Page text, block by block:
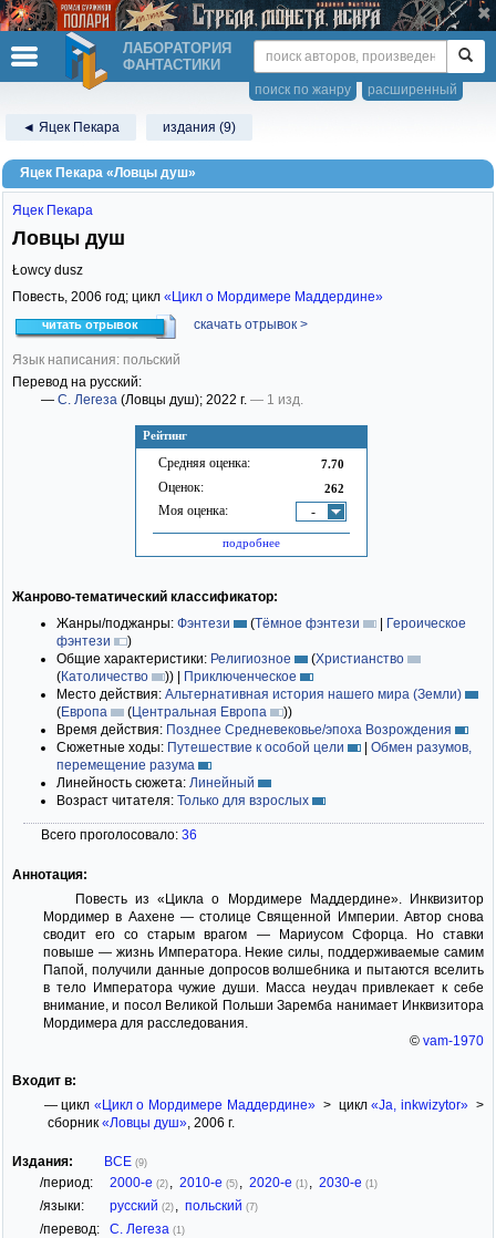
ЛАБОРАТОРИЯ
ФАНТАСТИКИ
расширенный
поиск по жанру
◄ Яцек Пекара издания (9)
Яцек Пекара «Ловцы душ»
Рейтинг
Средняя оценка: 7.70
Оценок: 262
Моя оценка: -
подробнее
Яцек Пекара
Ловцы душ
Łowcy dusz
Повесть, 2006 год; цикл «Цикл о Мордимере Маддердине»
читать отрывок скачать отрывок >
Язык написания: польский
Перевод на русский:
— С. Легеза (Ловцы душ); 2022 г. — 1 изд.
Жанрово-тематический классификатор:
Жанры/поджанры: Фэнтези (Тёмное фэнтези | Героическое
фэнтези
)
Общие характеристики: Религиозное (Христианство
(Католичество )) | Приключенческое
Место действия: Альтернативная история нашего мира (Земли)
(Европа (Центральная Европа ))
Время действия: Позднее Средневековье/эпоха Возрождения
Сюжетные ходы: Путешествие к особой цели | Обмен разумов,
перемещение разума
Линейность сюжета: Линейный
Возраст читателя: Только для взрослых
Всего проголосовало: 36
Аннотация:
Повесть из «Цикла о Мордимере Маддердине». Инквизитор
Мордимер в Аахене — столице Священной Империи. Автор снова
сводит его со старым врагом — Мариусом Сфорца. Но ставки
повыше — жизнь Императора. Некие силы, поддерживаемые самим
Папой, получили данные допросов волшебника и пытаются вселить
в тело Императора чужие души. Масса неудач привлекает к себе
внимание, и посол Великой Польши Заремба нанимает Инквизитора
Мордимера для расследования.
© vam-1970
Входит в:
— цикл «Цикл о Мордимере Маддердине»> цикл«Ja, inkwizytor»>
сборник «Ловцы душ», 2006 г.
Издания: ВСЕ (9)
/период: 2000-е (2) 2010-е (5) 2020-е (1) 2030-е (1)
/языки: русский (2) польский (7)
/перевод: С. Легеза (1)